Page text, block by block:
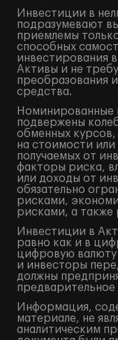
Инвестиции в
подразумевают
приемлемы
способных
инвестирования
Активы и не
преобразования
средства.
Номинированные
подвержены
обменных курсов,
на стоимости
получаемых от
факторы риска,
или доходы от
обязательно
рисками,
рисками, а
Инвестиции в
равно как и в
цифровую
и инвесторы
должны
предварительное
Информация,
материале, не
аналитическим